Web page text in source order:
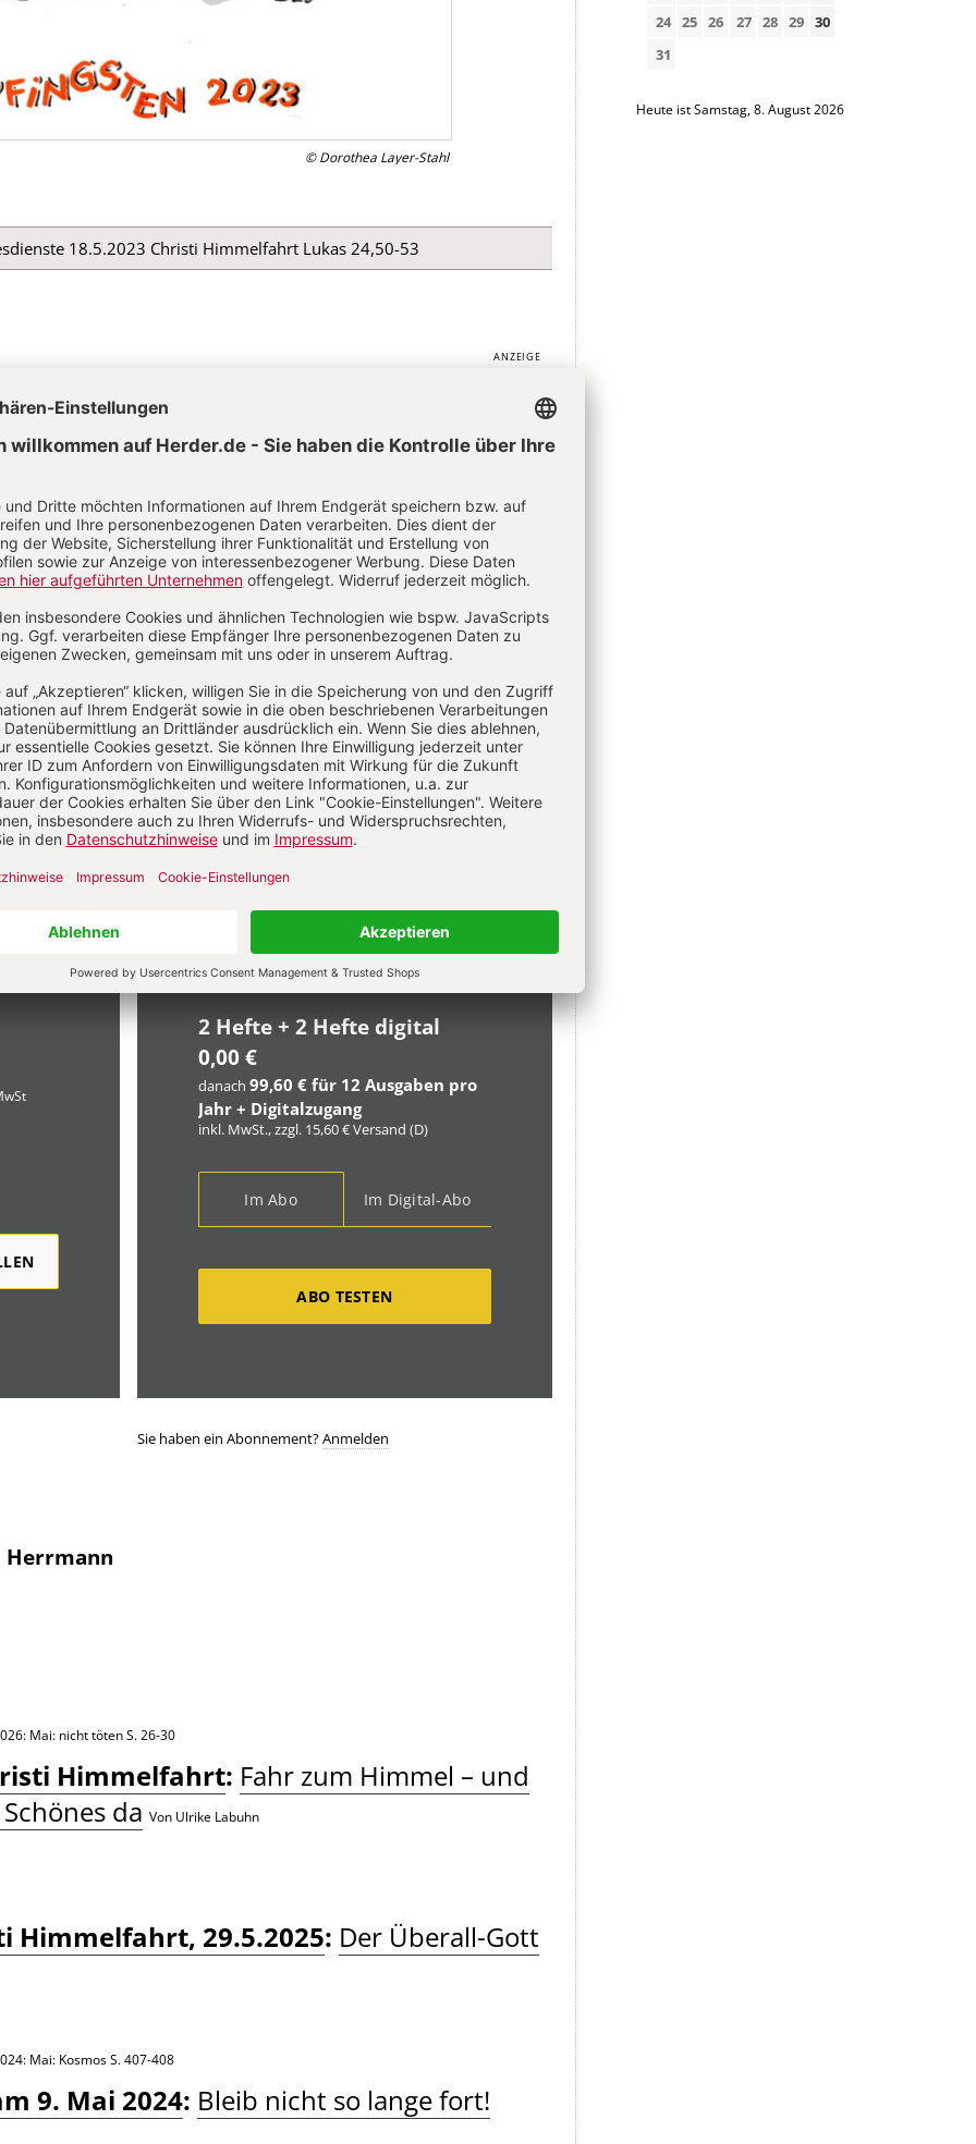
© Dorothea Layer-Stahl
18.5.2023 Christi Himmelfahrt Lukas 24,50-53
jetzt lesen!
Im Abo
Ihr Plus: Zugriff auch auf alle anderen Artikel
im Abo-Bereich
2 Hefte + 2 Hefte digital
0,00 €
danach 99,60 € für 12 Ausgaben pro
Jahr + Digitalzugang
inkl. MwSt., zzgl. 15,60 € Versand (D)
Im Abo Im Digital-Abo
ABO TESTEN
Sie haben ein Abonnement?Anmelden
Herrmann
Mai: nicht töten S. 26-30
Himmelfahrt: Fahr zum Himmel – und
da Von Ulrike Labuhn
Himmelfahrt, 29.5.2025: Der Überall-Gott
Mai: Kosmos S. 407-408
9. Mai 2024: Bleib nicht so lange fort!
24 25 26 27 28 29 30
31
Heute ist Samstag, 8. August 2026